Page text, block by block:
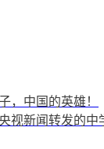
，中国的英雄！
视新闻转发的中